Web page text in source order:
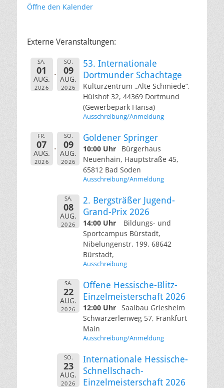
Öffne den Kalender
Externe Veranstaltungen:
SA.
01
AUG.
2026
SO.
09
AUG.
2026
53. Internationale
Dortmunder Schachtage
Kulturzentrum „Alte Schmiede“,
Hülshof 32, 44369 Dortmund
(Gewerbepark Hansa)
Ausschreibung/Anmeldung
FR.
07
AUG.
2026
SO.
09
AUG.
2026
Goldener Springer
10:00 Uhr
Bürgerhaus
Neuenhain, Hauptstraße 45,
65812 Bad Soden
Ausschreibung/Anmeldung
SA.
08
AUG.
2026
2. Bergsträßer Jugend-
Grand-Prix 2026
14:00 Uhr
Bildungs- und
Sportcampus Bürstadt,
Nibelungenstr. 199, 68642
Bürstadt,
Ausschreibung
SA.
22
AUG.
2026
Offene Hessische-Blitz-
Einzelmeisterschaft 2026
12:00 Uhr Saalbau Griesheim
Schwarzerlenweg 57, Frankfurt
Main
Ausschreibung/Anmeldung
SO.
23
AUG.
2026
Internationale Hessische-
Schnellschach-
Einzelmeisterschaft 2026